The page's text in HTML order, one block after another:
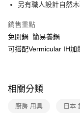
宅配另有職人設計自然
銷售重點
免開鍋 簡易養鍋
可搭配Vermicular IH加
相關分類
廚房 用具 日本